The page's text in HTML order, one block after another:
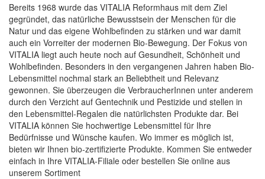
Quickview
Bereits 1968 wurde das VITALIA Reformhaus mit dem Ziel
gegründet, das natürliche Bewusstsein der Menschen für die
Natur und das eigene Wohlbefinden zu stärken und war damit
auch ein Vorreiter der modernen Bio-Bewegung. Der Fokus von
VITALIA liegt auch heute noch auf Gesundheit, Schönheit und
Wohlbefinden. Besonders in den vergangenen Jahren haben Bio-
Lebensmittel nochmal stark an Beliebtheit und Relevanz
gewonnen. Sie überzeugen die VerbraucherInnen unter anderem
durch den Verzicht auf Gentechnik und Pestizide und stellen in
den Lebensmittel-Regalen die natürlichsten Produkte dar. Bei
VITALIA können Sie hochwertige Lebensmittel für Ihre
Bedürfnisse und Wünsche kaufen. Wo immer es möglich ist,
bieten wir Ihnen bio-zertifizierte Produkte. Kommen Sie entweder
einfach in Ihre VITALIA-Filiale oder bestellen Sie online aus
unserem Sortiment